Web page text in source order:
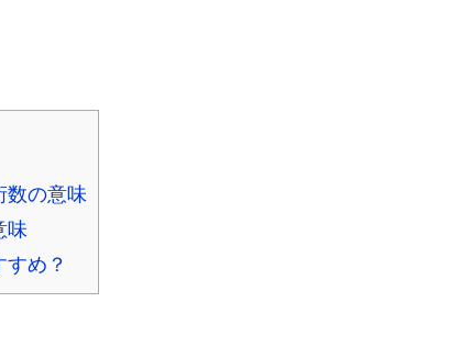
数の意味
味
め？